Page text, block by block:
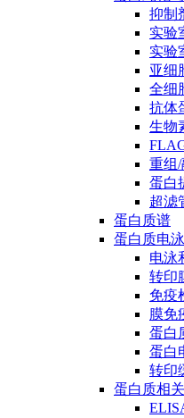
抑制
实验
实验
亚细
全细
抗体
生物
重组
蛋白
超滤
蛋白质谱
蛋白质电泳
电泳
转印
免疫
膜免
蛋白
蛋白
转印
蛋白质相